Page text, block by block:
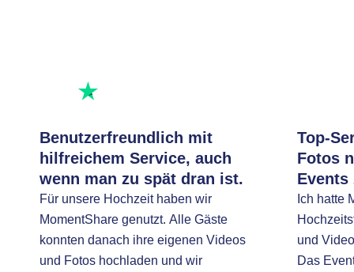
Benutzerfreundlich mit
hilfreichem Service, auch
wenn man zu spät dran ist.
Für unsere Hochzeit haben wir
MomentShare genutzt. Alle Gäste
konnten danach ihre eigenen Videos
und Fotos hochladen und wir
Top-
Fotos
Events
Ich hatte
und
Das